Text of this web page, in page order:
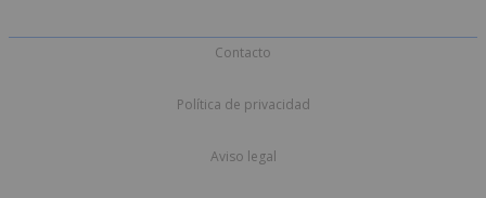
Contacto
Política de privacidad
Aviso legal